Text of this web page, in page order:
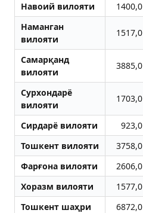
Навоий вилояти 1400,0
Наманган
вилояти
1517,0
Самарқанд
вилояти
3885,0
Сурхондарё
вилояти
1703,0
Сирдарё вилояти 923,0
Тошкент вилояти
3758,0
Фарғона вилояти
2606,0
Хоразм вилояти
1577,0
Тошкент шаҳри
6872,0